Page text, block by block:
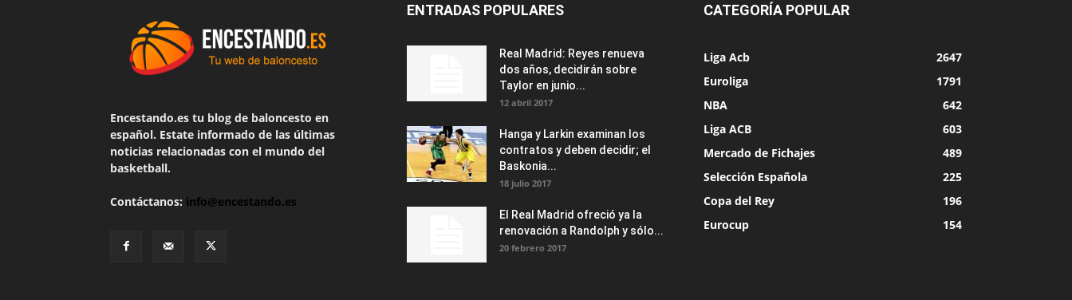
Encestando.es tu blog de baloncesto en
español. Estate informado de las últimas
noticias relacionadas con el mundo del
basketball.
Contáctanos: info@encestando.es
ENTRADAS POPULARES
Real Madrid: Reyes renueva
dos años, decidirán sobre
Taylor en junio...
12 abril 2017
Hanga y Larkin examinan los
contratos y deben decidir; el
Baskonia...
18 julio 2017
El Real Madrid ofreció ya la
renovación a Randolph y sólo...
20 febrero 2017
CATEGORÍA POPULAR
Liga Acb
2647
Euroliga
1791
NBA
642
Liga ACB
603
Mercado de Fichajes
489
Selección Española
225
Copa del Rey
196
Eurocup
154